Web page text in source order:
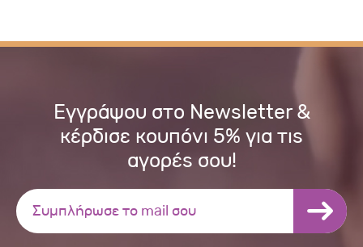
Εγγράψου στο Newsletter &
κέρδισε κουπόνι 5% για τις
αγορές σου!